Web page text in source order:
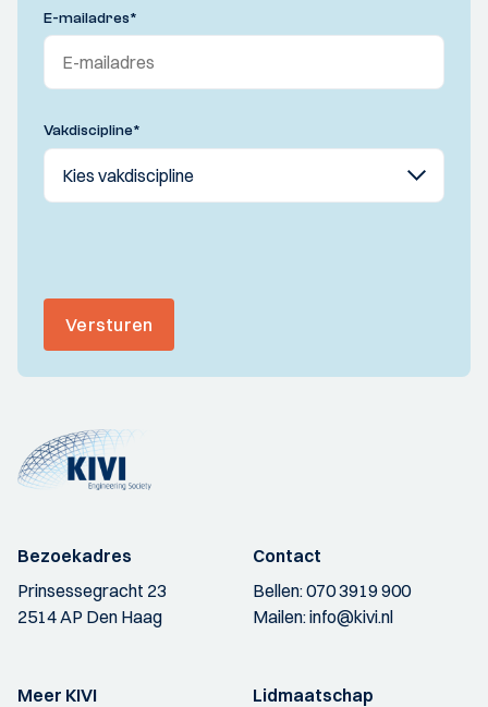
E-mailadres*
Vakdiscipline*
Versturen
Bezoekadres
Prinsessegracht 23
2514 AP Den Haag
Contact
Bellen:070 3919 900
Mailen:info@kivi.nl
Meer KIVI
Lidmaatschap